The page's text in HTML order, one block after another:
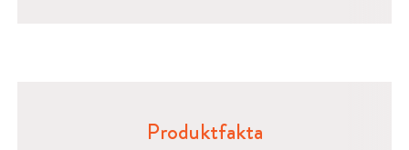
Produktfakta